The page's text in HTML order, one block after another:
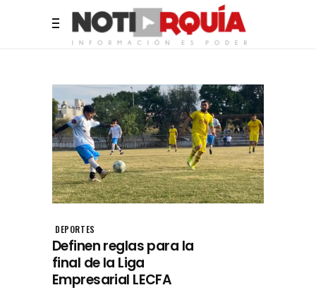
DEPORTES
Definen reglas para la
final de la Liga
Empresarial LECFA